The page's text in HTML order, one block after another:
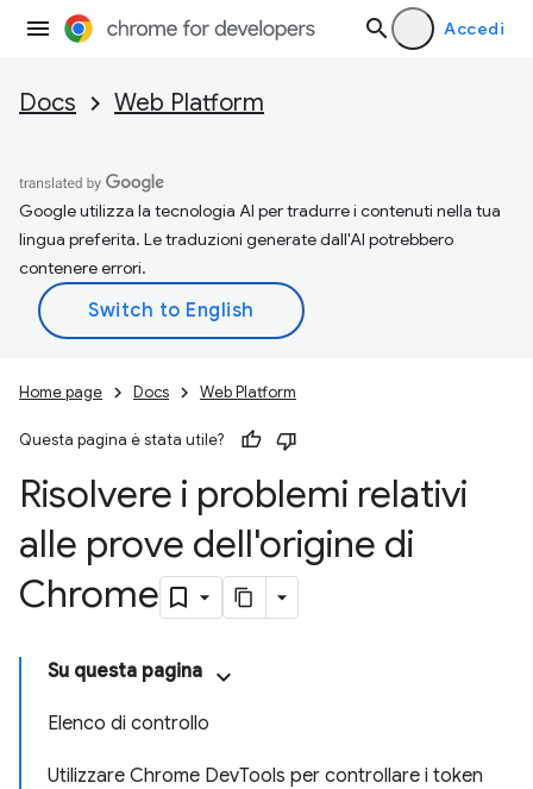
Accedi
Docs Web Platform
Google utilizza la tecnologia AI per tradurre i contenuti nella tua
lingua preferita. Le traduzioni generate dall'AI potrebbero
contenere errori.
Home page Docs Web Platform
Questa pagina è stata utile?
Risolvere i problemi relativi
alle prove dell'origine di
Chrome
Su questa pagina
Elenco di controllo
Utilizzare Chrome DevTools per controllare i token